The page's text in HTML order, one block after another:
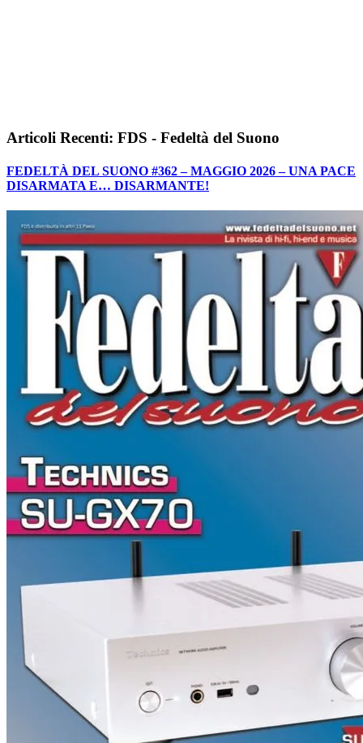
Articoli Recenti: FDS - Fedeltà del Suono
FEDELTÀ DEL SUONO #362 – MAGGIO 2026 – UNA PACE
DISARMATA E… DISARMANTE!